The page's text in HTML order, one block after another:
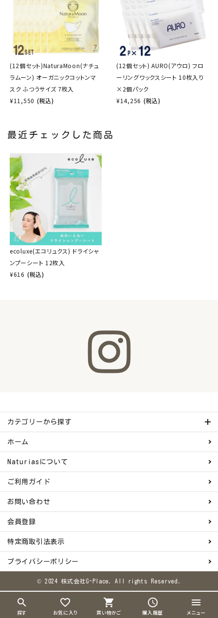
search
探す
favorite_border
お気に入り
shopping_cart
買い物かご
schedule
購入履歴
menu
メニュー
(12個セット)NaturaMoon(ナチュ
ラムーン) オーガニックコットンマ
スク ふつうサイズ 7枚入
¥11,550 (税込)
(12個セット) AURO(アウロ) フロ
ーリングワックスシート 10枚入り
×2個パック
¥14,256 (税込)
最近チェックした商品
ecoluxe(エコリュクス) ドライシャ
ンプーシート 12枚入
¥616 (税込)
カテゴリーから探す
ホーム
Naturiasについて
ご利用ガイド
お問い合わせ
会員登録
特定商取引法表示
プライバシーポリシー
© 2024 株式会社G-Place. All rights Reserved.